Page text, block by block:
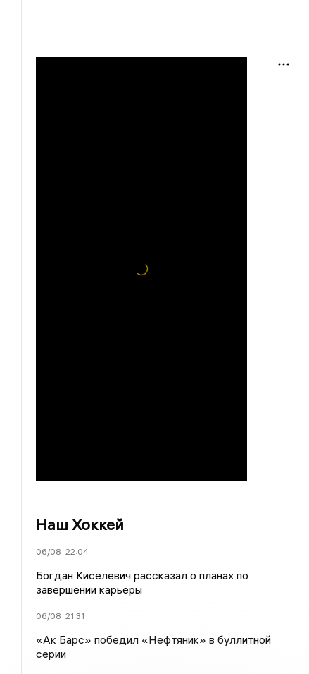
Наш Хоккей
06/08 22:04
Богдан Киселевич рассказал о планах по
завершении карьеры
06/08 21:31
«Ак Барс» победил «Нефтяник» в буллитной
серии